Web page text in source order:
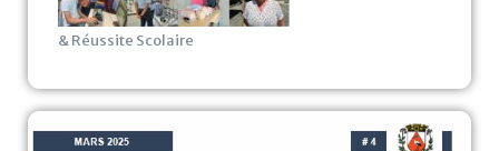
& Réussite Scolaire